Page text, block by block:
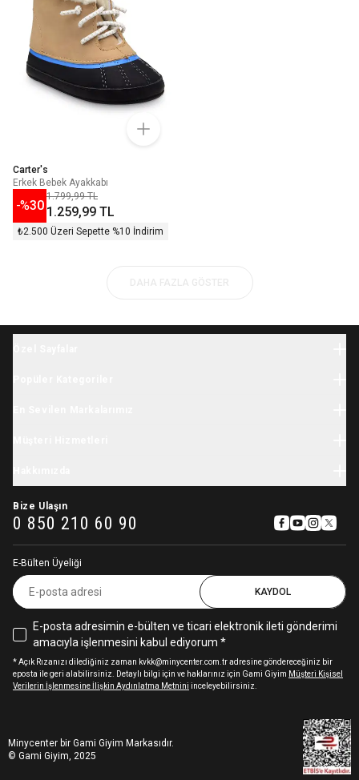
Carter's
Erkek Bebek Ayakkabı
-%30
1.799,99 TL
1.259,99 TL
₺2.500 Üzeri Sepette %10 İndirim
Çocuk Mont
Kız Çocuk Eşofman Takımı
OshKosh
Baby Brezza
Pamina
Stephen Joseph
Avent
Igor
Sterntaler
Cloud-B
Aqua Wipes
Chicco
Stokke
Mochi
Sipariş Takibi
Sıkça Sorulan Sorular
Gizlilik ve Kullanıcı Sözleşmesi
Çerez Kullanımı Hakkında
Bize Ulaşın
0 850 210 60 90
E-Bülten Üyeliği
KAYDOL
E-posta adresimin e-bülten ve ticari elektronik ileti gönderimi
amacıyla işlenmesini kabul ediyorum *
* Açık Rızanızı dilediğiniz zaman kvkk@minycenter.com.tr adresine göndereceğiniz bir
eposta ile geri alabilirsiniz. Detaylı bilgi için ve haklarınız için Gami Giyim Müşteri Kişisel
Verilerin İşlenmesine İlişkin Aydınlatma Metnini inceleyebilirsiniz.
Minycenter bir Gami Giyim Markasıdır.
© Gami Giyim, 2025